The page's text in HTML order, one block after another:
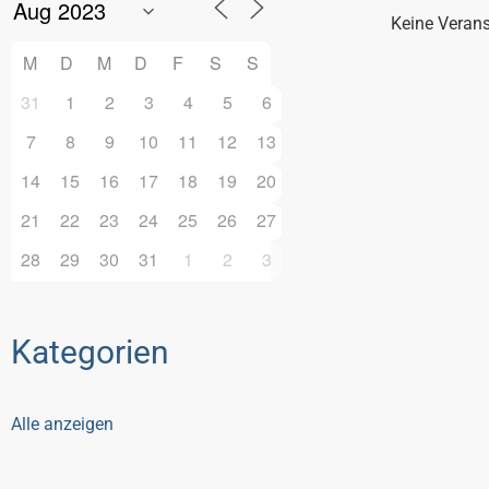
M D M D F S
S
31
1 2 3 4 5
6
7
8 9 10 11 12
13
14
15 16 17 18 19
20
21
22 23 24 25 26
27
28
29 30 31 1 2 3
Kategorien
Alle anzeigen
Keine